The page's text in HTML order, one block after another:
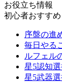
お役立ち情報
初心者おすすめ
序盤の進
毎日やる
ルフェル
星5認知
星5武器